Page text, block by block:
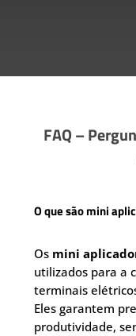
FAQ –
O que são mini
Os mini
utilizados para a
terminais
Eles garantem
produtividade,